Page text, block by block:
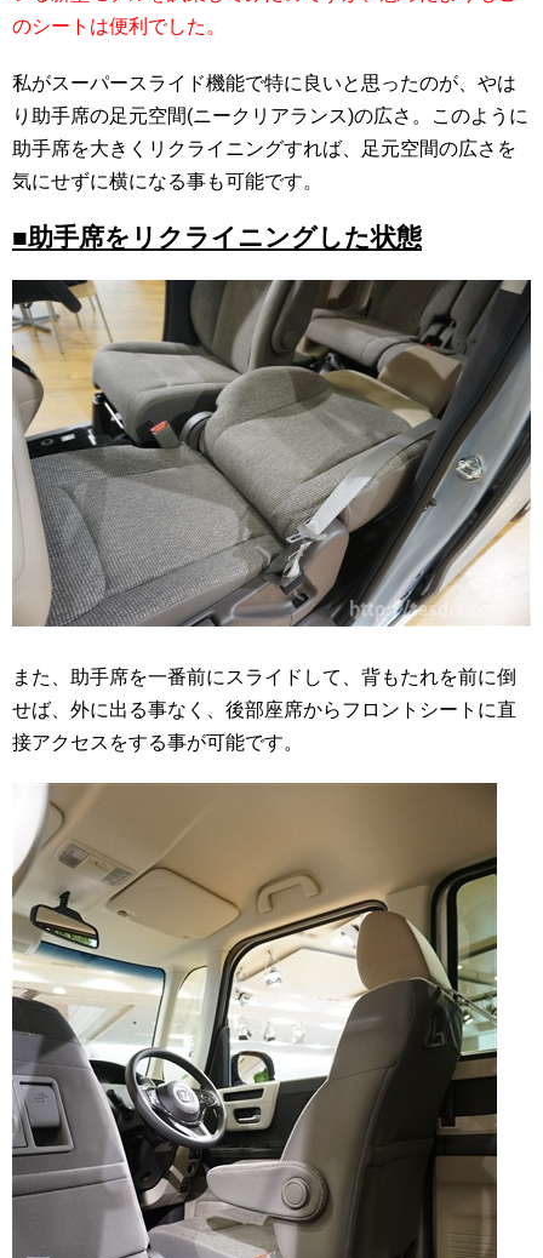
のシートは便利でした。
私がスーパースライド機能で特に良いと思ったのが、やは
り助手席の足元空間(ニークリアランス)の広さ。このように
助手席を大きくリクライニングすれば、足元空間の広さを
気にせずに横になる事も可能です。
■助手席をリクライニングした状態
また、助手席を一番前にスライドして、背もたれを前に倒
せば、外に出る事なく、後部座席からフロントシートに直
接アクセスをする事が可能です。